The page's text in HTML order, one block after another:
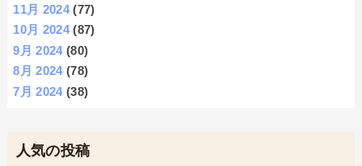
11月 2024(77)
10月 2024(87)
9月 2024(80)
8月 2024(78)
7月 2024(38)
人気の投稿